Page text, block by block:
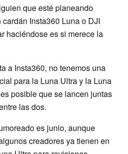
que esté planeando
Insta360 Luna o DJI
haciéndose es si merece la
a Insta360, no tenemos una
para la Luna Ultra y la Luna
posible que se lancen juntas
las dos.
es junio, aunque
creadores ya tienen en